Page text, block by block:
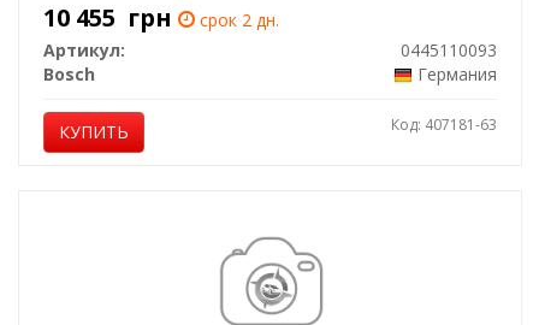
10 455 грн
срок 2 дн.
Артикул:
0445110093
Bosch
Германия
КУПИТЬ Код: 407181-63